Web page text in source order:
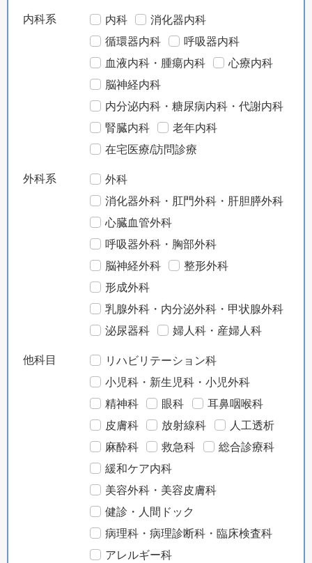
内科系 内科
消化器内科
循環器内科
呼吸器内科
血液内科・腫瘍内科
心療内科
脳神経内科
内分泌内科・糖尿病内科・代謝内科
腎臓内科
老年内科
在宅医療/訪問診療
外科系
外科
消化器外科・肛門外科・肝胆膵外科
心臓血管外科
呼吸器外科・胸部外科
脳神経外科
整形外科
形成外科
乳腺外科・内分泌外科・甲状腺外科
泌尿器科
婦人科・産婦人科
他科目
リハビリテーション科
小児科・新生児科・小児外科
精神科
眼科
耳鼻咽喉科
皮膚科
放射線科
人工透析
麻酔科
救急科
総合診療科
緩和ケア内科
美容外科・美容皮膚科
健診・人間ドック
病理科・病理診断科・臨床検査科
アレルギー科